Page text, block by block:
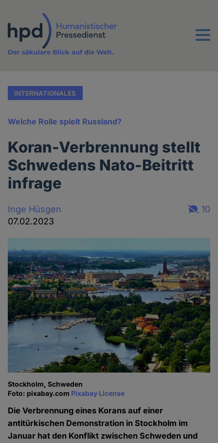
Inhalt
Menu
Der säkulare Blick auf die Welt.
INTERNATIONALES
Welche Rolle spielt Russland?
Koran-Verbrennung stellt
Schwedens Nato-Beitritt
infrage
Inge Hüsgen
07.02.2023
10
Stockholm, Schweden
Foto: pixabay.com Pixabay License
Die Verbrennung eines Korans auf einer
antitürkischen Demonstration in Stockholm im
Januar hat den Konflikt zwischen Schweden und